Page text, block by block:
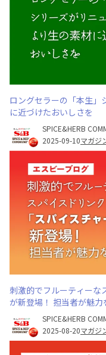
ロングセラーの「本生」
に近づけたおいしさを
SPICE&HERB
2025-09-10マガジ
刺激的でフルーティーな
が新登場！ 担当者が魅力
SPICE&HERB
2025-08-20マガジ